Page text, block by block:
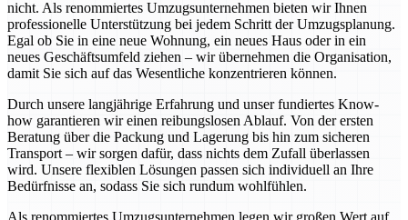
nicht. Als renommiertes Umzugsunternehmen bieten wir Ihnen
professionelle Unterstützung bei jedem Schritt der Umzugsplanung.
Egal ob Sie in eine neue Wohnung, ein neues Haus oder in ein
neues Geschäftsumfeld ziehen – wir übernehmen die Organisation,
damit Sie sich auf das Wesentliche konzentrieren können.
Durch unsere langjährige Erfahrung und unser fundiertes Know-
how garantieren wir einen reibungslosen Ablauf. Von der ersten
Beratung über die Packung und Lagerung bis hin zum sicheren
Transport – wir sorgen dafür, dass nichts dem Zufall überlassen
wird. Unsere flexiblen Lösungen passen sich individuell an Ihre
Bedürfnisse an, sodass Sie sich rundum wohlfühlen.
Als renommiertes Umzugsunternehmen legen wir großen Wert auf